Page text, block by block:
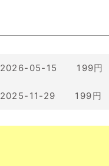
2026-05-15 199円
2025-11-29 199円